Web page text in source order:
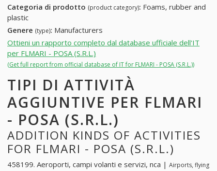
Categoria di prodotto (product category): Foams, rubber and
plastic
Genere (type): Manufacturers
Ottieni un rapporto completo dal database ufficiale dell'IT
per FLMARI - POSA (S.R.L.)
(Get full report from official database of IT for FLMARI - POSA (S.R.L.))
TIPI DI ATTIVITÀ
AGGIUNTIVE PER FLMARI
- POSA (S.R.L.)
ADDITION KINDS OF ACTIVITIES
FOR FLMARI - POSA (S.R.L.)
458199. Aeroporti, campi volanti e servizi, nca | Airports, flying